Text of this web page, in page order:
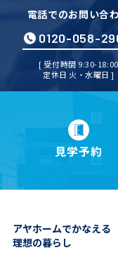
電話でのお問い合
0120-058-
[ 受付時間 9:30-18:00
定休日 火・水曜日 ]
見学予約
アヤホームでかなえる
理想の暮らし